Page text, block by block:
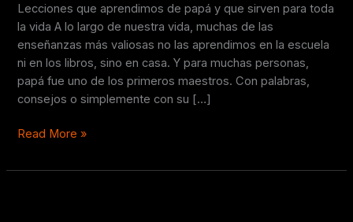
Lecciones que aprendimos de papá y que sirven para toda
la vida A lo largo de nuestra vida, muchas de las
enseñanzas más valiosas no las aprendimos en la escuela
ni en los libros, sino en casa. Y para muchas personas,
papá fue uno de los primeros maestros. Con palabras,
consejos o simplemente con su […]
sirven
para
toda
la
vida
Read More »